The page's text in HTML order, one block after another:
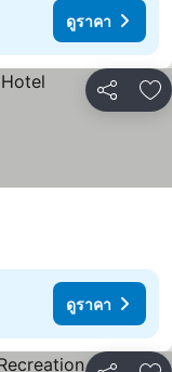
ดูราคา
แชร์ เ
ดูราคา